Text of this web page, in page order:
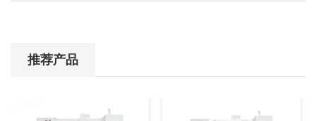
推荐产品